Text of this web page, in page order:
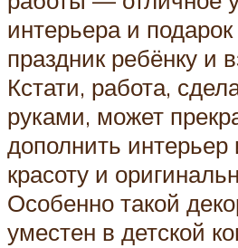
интерьера и
праздник ребёнку и
Кстати, работа,
руками, может
дополнить
красоту и
Особенно такой
уместен в детской